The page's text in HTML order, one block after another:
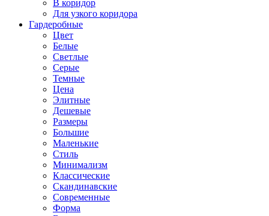
В коридор
Для узкого коридора
Гардеробные
Цвет
Белые
Светлые
Серые
Темные
Цена
Элитные
Дешевые
Размеры
Большие
Маленькие
Стиль
Минимализм
Классические
Скандинавские
Современные
Форма